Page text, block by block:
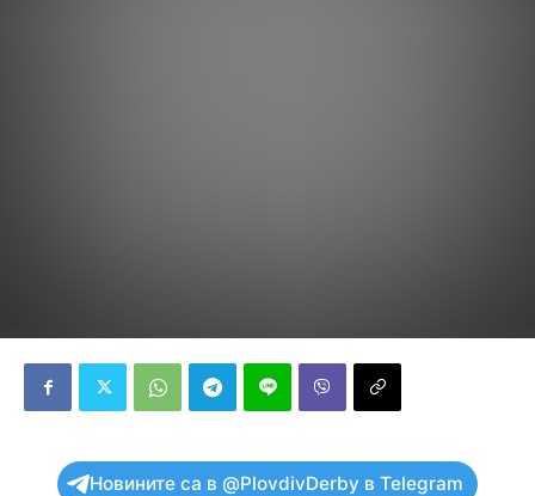
Новините са в @PlovdivDerby в Telegram